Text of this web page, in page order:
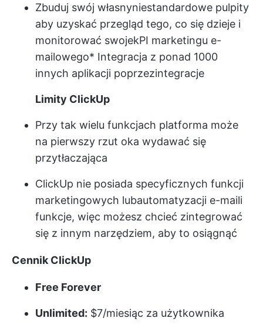
Zbuduj swój własnyniestandardowe pulpity
aby uzyskać przegląd tego, co się dzieje i
monitorować swojekPI marketingu e-
mailowego* Integracja z ponad 1000
innych aplikacji poprzezintegracje
Limity ClickUp
Przy tak wielu funkcjach platforma może
na pierwszy rzut oka wydawać się
przytłaczająca
ClickUp nie posiada specyficznych funkcji
marketingowych lubautomatyzacji e-maili
funkcje, więc możesz chcieć zintegrować
się z innym narzędziem, aby to osiągnąć
Cennik ClickUp
Free Forever
Unlimited: $7/miesiąc za użytkownika